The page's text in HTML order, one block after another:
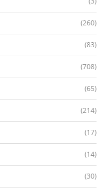
(260)
(83)
(708)
(65)
(214)
(17)
(14)
(30)